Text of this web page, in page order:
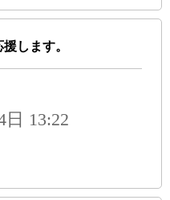
します。
13:22